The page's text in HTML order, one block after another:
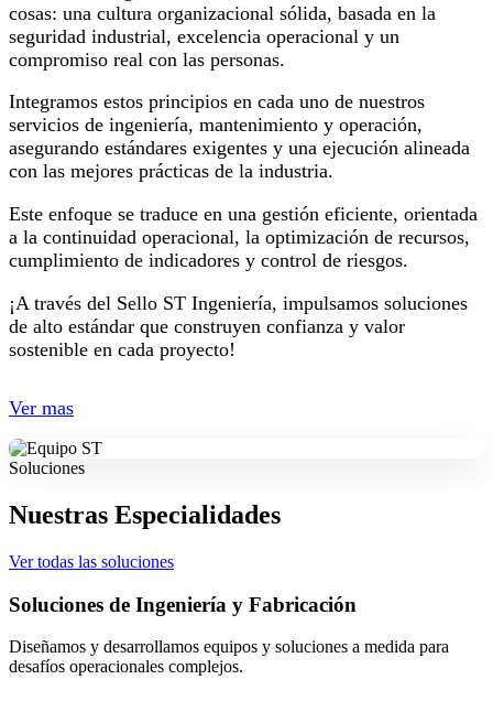
cosas: una cultura organizacional sólida, basada en la
seguridad industrial, excelencia operacional y un
compromiso real con las personas.
Integramos estos principios en cada uno de nuestros
servicios de ingeniería, mantenimiento y operación,
asegurando estándares exigentes y una ejecución alineada
con las mejores prácticas de la industria.
Este enfoque se traduce en una gestión eficiente, orientada
a la continuidad operacional, la optimización de recursos,
cumplimiento de indicadores y control de riesgos.
¡A través del Sello ST Ingeniería, impulsamos soluciones
de alto estándar que construyen confianza y valor
sostenible en cada proyecto!
Ver mas
Soluciones
Nuestras Especialidades
Ver todas las soluciones
Soluciones de Ingeniería y Fabricación
Diseñamos y desarrollamos equipos y soluciones a medida para
desafíos operacionales complejos.